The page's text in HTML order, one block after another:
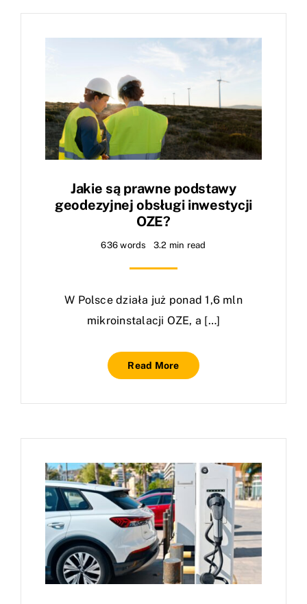
Jakie są prawne podstawy
geodezyjnej obsługi inwestycji
OZE?
636 words 3.2 min read
W Polsce działa już ponad 1,6 mln
mikroinstalacji OZE, a […]
Read More